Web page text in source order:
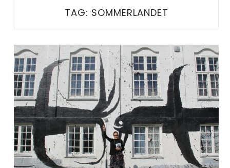
TAG: SOMMERLANDET